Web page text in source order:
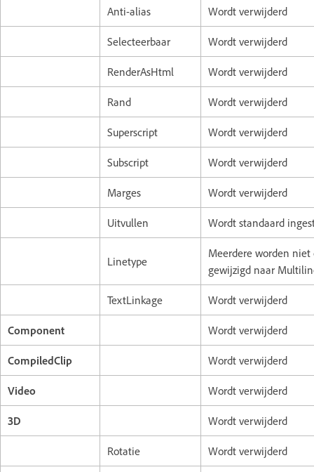
Anti-alias Wordt verwijderd
Selecteerbaar Wordt verwijderd
RenderAsHtml Wordt verwijderd
Rand Wordt verwijderd
Superscript Wordt verwijderd
Subscript Wordt verwijderd
Marges Wordt verwijderd
Uitvullen Wordt standaard
Linetype
Meerdere worden niet
gewijzigd naar
TextLinkage Wordt verwijderd
Component Wordt verwijderd
CompiledClip Wordt verwijderd
Video Wordt verwijderd
3D Wordt verwijderd
Rotatie Wordt verwijderd